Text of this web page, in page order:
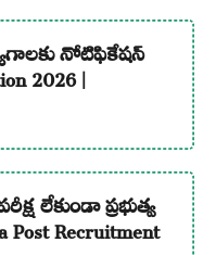
నోటిఫికేషన్
2026 |
లేకుండా ప్రభుత్వ
Recruitment